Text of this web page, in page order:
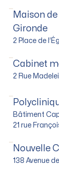
Maison
Gironde
2 Place de
Cabinet
2 Rue
Bâtiment
21 rue
Nouvelle
138 Avenue